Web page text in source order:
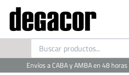
contenido
Envíos a CABA y AMBA en 48